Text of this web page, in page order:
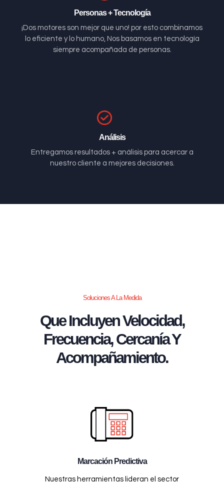
Personas + Tecnología
¡Dos motores son mejor que uno! por esto combinamos
lo eficiente y lo humano, Nos basamos en tecnología
siempre acompañada de personas.
Análisis
Entregamos resultados + análisis para acercar a
nuestro cliente a mejores decisiones.
Soluciones A La Medida
Que Incluyen Velocidad,
Frecuencia, Cercanía Y
Acompañamiento.
Marcación Predictiva
Nuestras herramientas lideran el sector